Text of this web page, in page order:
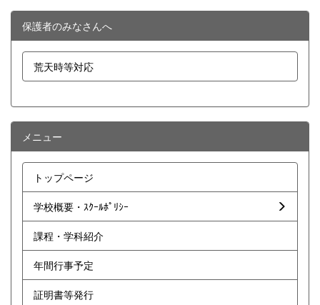
保護者のみなさんへ
荒天時等対応
メニュー
トップページ
学校概要・ｽｸｰﾙﾎﾟﾘｼｰ
課程・学科紹介
年間行事予定
証明書等発行